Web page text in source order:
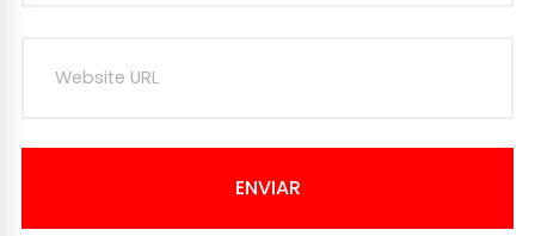
ENVIAR